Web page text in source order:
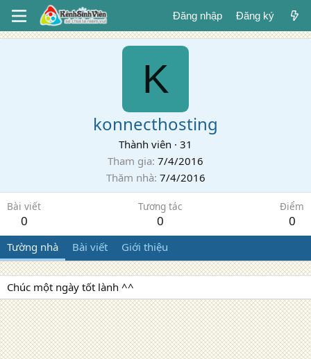
Đăng nhập Đăng ký
K
konnecthosting
Thành viên · 31
Tham gia 7/4/2016
Thăm nhà 7/4/2016
Bài viết
0
Tương tác
0
Điểm
0
Tường nhà Bài viết Giới thiệu
Chúc một ngày tốt lành ^^